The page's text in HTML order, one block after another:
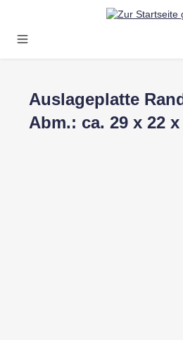
Zum Hauptinhalt springen
Auslageplatte
Abm.: ca. 29 x 22